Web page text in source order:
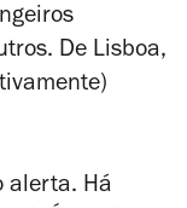
De Lisboa,
alerta. Há